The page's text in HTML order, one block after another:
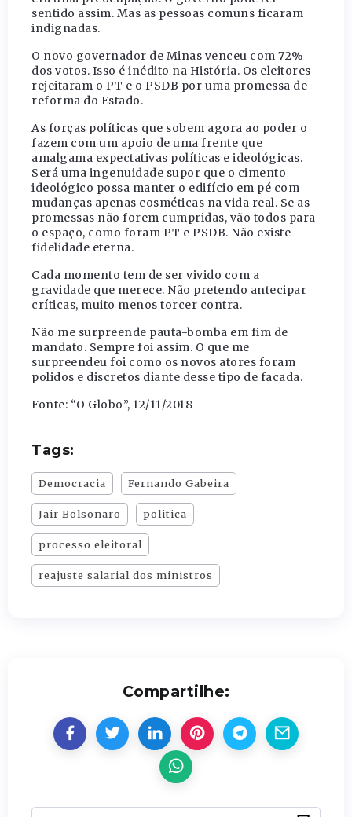
sentido assim. Mas as pessoas comuns ficaram
indignadas.
O novo governador de Minas venceu com 72%
dos votos. Isso é inédito na História. Os eleitores
rejeitaram o PT e o PSDB por uma promessa de
reforma do Estado.
As forças políticas que sobem agora ao poder o
fazem com um apoio de uma frente que
amalgama expectativas políticas e ideológicas.
Será uma ingenuidade supor que o cimento
ideológico possa manter o edifício em pé com
mudanças apenas cosméticas na vida real. Se as
promessas não forem cumpridas, vão todos para
o espaço, como foram PT e PSDB. Não existe
fidelidade eterna.
Cada momento tem de ser vivido com a
gravidade que merece. Não pretendo antecipar
críticas, muito menos torcer contra.
Não me surpreende pauta-bomba em fim de
mandato. Sempre foi assim. O que me
surpreendeu foi como os novos atores foram
polidos e discretos diante desse tipo de facada.
Fonte: “O Globo”, 12/11/2018
Tags:
Democracia Fernando Gabeira
Jair Bolsonaro politica
processo eleitoral
reajuste salarial dos ministros
Compartilhe: